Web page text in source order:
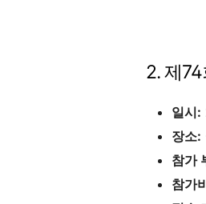
2. 제
일시:
장소:
참가
참가